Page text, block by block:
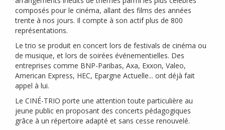
composés pour le cinéma, allant des films des années
trente à nos jours. Il compte à son actif plus de 800
représentations.
Le trio se produit en concert lors de festivals de cinéma ou
de musique, et lors de soirées événementielles. Des
entreprises comme BNP-Paribas, Axa, Exxon, Valeo,
American Express, HEC, Epargne Actuelle... ont déjà fait
appel à lui.
Le CINÉ-TRIO porte une attention toute particulière au
jeune public en proposant des concerts pédagogiques
grâce à un répertoire adapté et sans cesse renouvelé.